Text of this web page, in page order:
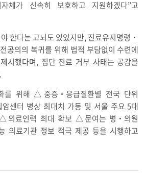
체가 신속히 보호하고 지원하겠다”고
한다는 고뇌도 있었지만, 진료유지명령‧
공의의 복귀를 위해 법적 부담없이 수련에
시했다며, 집단 진료 거부 사태는 공감을
를 위해 △중증‧응급질환별 전국 단위
센터 병상 최대치 가동 및 서울 주요 5대
△의료인력 최대 확보 △문여는 병‧의원
의료기관 정보 적극 제공 등을 시행하고